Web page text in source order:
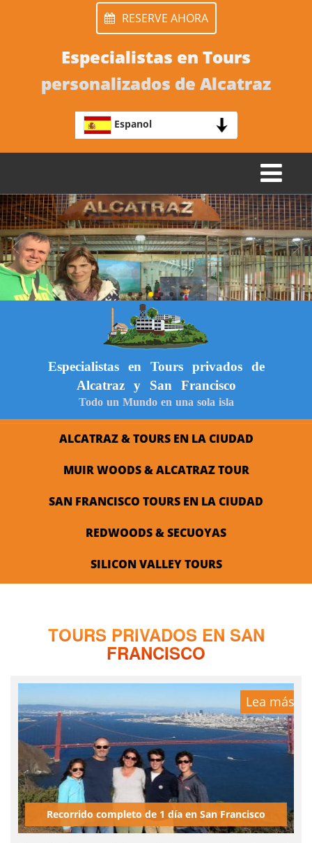
RESERVE AHORA
Especialistas en Tours
personalizados de Alcatraz
Espanol
TOGGLE
NAVIGATION
Especialistas en Tours privados de
Alcatraz y San Francisco
Todo un Mundo en una sola isla
ALCATRAZ & TOURS EN LA CIUDAD
MUIR WOODS & ALCATRAZ TOUR
SAN FRANCISCO TOURS EN LA CIUDAD
REDWOODS & SECUOYAS
SILICON VALLEY TOURS
TOURS PRIVADOS EN SAN
FRANCISCO
Lea más
Recorrido completo de 1 día en San Francisco